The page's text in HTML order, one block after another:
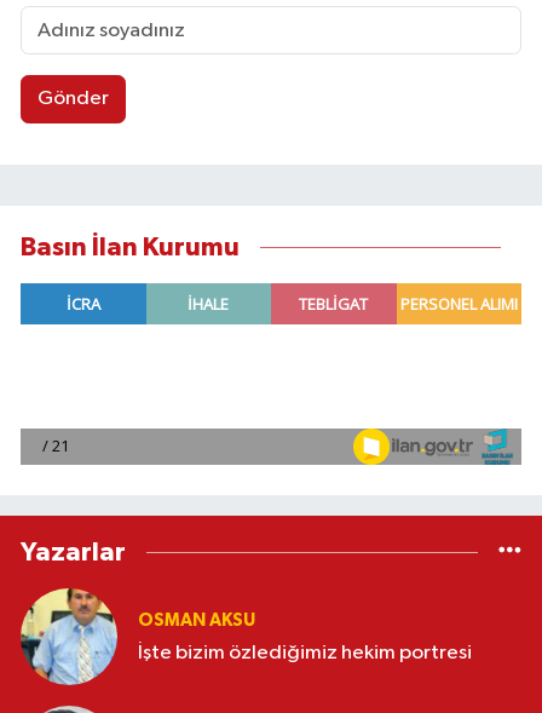
Gönder
Basın İlan Kurumu
Yazarlar
OSMAN AKSU
İşte bizim özlediğimiz hekim portresi